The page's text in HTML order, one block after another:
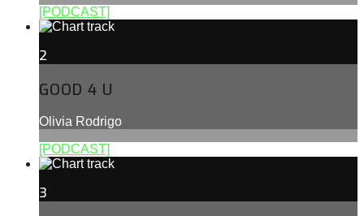
[PODCAST]
2
GOOD 4 U
Olivia Rodrigo
[PODCAST]
3